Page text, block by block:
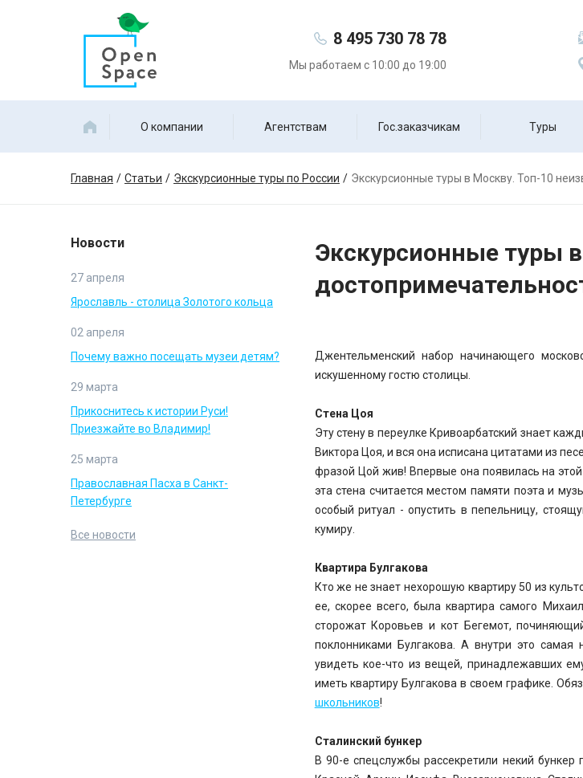
8 495 730 78 78
Мы работаем с 10:00 до 19:00
О компании Агентствам Гос.заказчикам Туры
Главная Статьи Экскурсионные туры по России Экскурсионные туры в Москву. Топ-10
Новости
27 апреля
Ярославль - столица Золотого кольца
02 апреля
Почему важно посещать музеи детям?
29 марта
Прикоснитесь к истории Руси!
Приезжайте во Владимир!
25 марта
Православная Пасха в Санкт-
Петербурге
Все новости
Экскурсионные туры
Джентельменский набор начинающего
искушенному гостю столицы.
Стена Цоя
Эту стену в переулке Кривоарбатский знает
Виктора Цоя, и вся она исписана цитатами из
фразой Цой жив! Впервые она появилась на
эта стена считается местом памяти поэта и
особый ритуал - опустить в пепельницу,
кумиру.
Квартира Булгакова
Кто же не знает нехорошую квартиру 50 из
ее, скорее всего, была квартира самого
сторожат Коровьев и кот Бегемот,
поклонниками Булгакова. А внутри это
увидеть кое-что из вещей, принадлежавших
иметь квартиру Булгакова в своем графике.
школьников!
Сталинский бункер
В 90-е спецслужбы рассекретили некий